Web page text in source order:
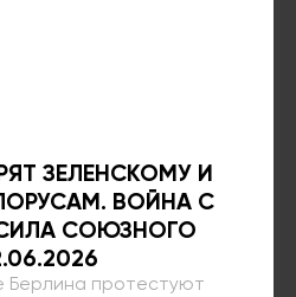
ЗЕЛЕНСКОМУ И
ВОЙНА С
СОЮЗНОГО
Берлина протестуют